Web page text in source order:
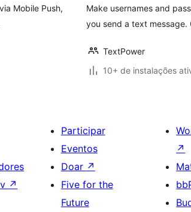
Mobile Push,
Make usernames and
you send a text
TextPower
10+ de instalações
↗
Participar
Eventos
Doar ↗
Five for the
Future
↗